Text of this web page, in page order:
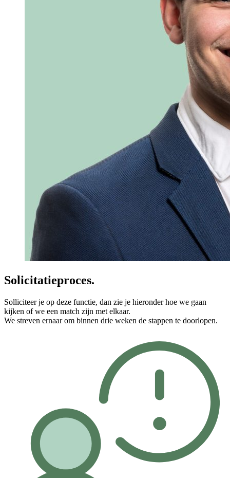
Solicitatieproces.
Solliciteer je op deze functie, dan zie je hieronder hoe we gaan
kijken of we een match zijn met elkaar.
We streven ernaar om binnen drie weken de stappen te doorlopen.